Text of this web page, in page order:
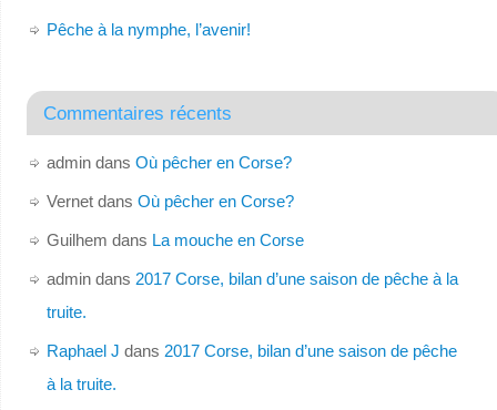
Pêche à la nymphe, l’avenir!
Commentaires récents
admindans Où pêcher en Corse?
Vernetdans Où pêcher en Corse?
Guilhem dans La mouche en Corse
admindans 2017 Corse, bilan d’une saison de pêche à la
truite.
Raphael J dans 2017 Corse, bilan d’une saison de pêche
à la truite.